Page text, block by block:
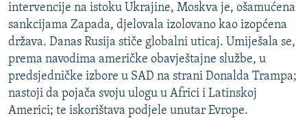
intervencije na istoku Ukrajine, Moskva je, ošamućena
sankcijama Zapada, djelovala izolovano kao izopćena
država. Danas Rusija stiče globalni uticaj. Umiješala se,
prema navodima američke obavještajne službe, u
predsjedničke izbore u SAD na strani Donalda Trampa;
nastoji da pojača svoju ulogu u Africi i Latinskoj
Americi; te iskorištava podjele unutar Evrope.